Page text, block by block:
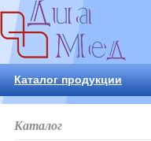
Каталог продукции
Каталог